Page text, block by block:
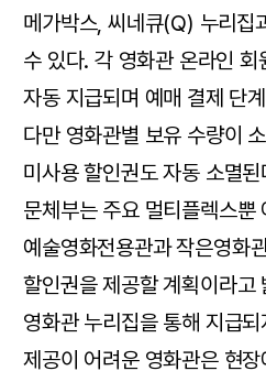
메가박스, 씨네큐(Q) 누리
수 있다. 각 영화관 온라인
자동 지급되며 예매 결제 단
다만 영화관별 보유 수량이
미사용 할인권도 자동 소멸된
문체부는 주요 멀티플렉스뿐
예술영화전용관과 작은영화
할인권을 제공할 계획이라고
영화관 누리집을 통해 지급
제공이 어려운 영화관은 현